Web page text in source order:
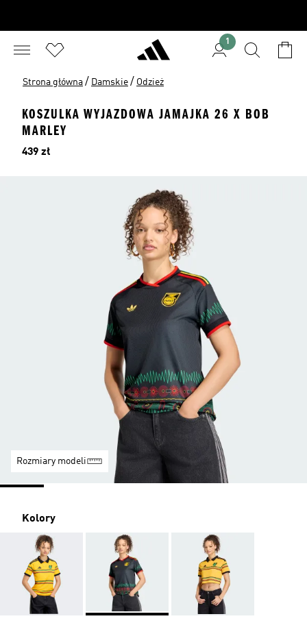
1
Strona główna / Damskie / Odzież
KOSZULKA WYJAZDOWA JAMAJKA 26 X BOB
MARLEY
Cena
439 zł
Rozmiary modeli
Kolory